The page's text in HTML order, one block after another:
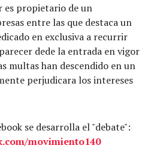
es propietario de un
entre las que destaca un
en exclusiva a recurrir
dede la entrada en vigor
multas han descendido en un
perjudicara los intereses
se desarrolla el "debate":
movimiento140